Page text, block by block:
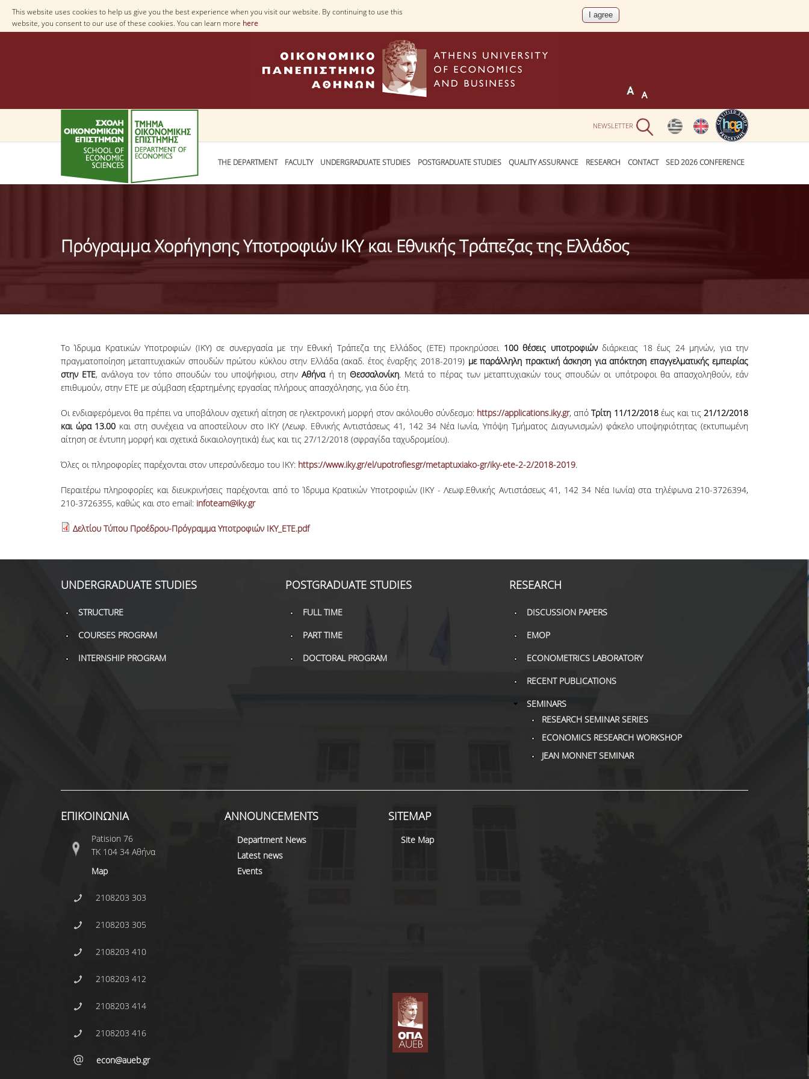
This website uses cookies to help us give you the best experience when you visit our website. By continuing to use this
website, you consent to our use of these cookies. You can learn more here
NEWSLETTER
THE DEPARTMENT FACULTY UNDERGRADUATE STUDIES POSTGRADUATE STUDIES QUALITY ASSURANCE RESEARCH CONTACT SED 2026 CONFERENCE
Πρόγραμμα Χορήγησης Υποτροφιών ΙΚΥ και Εθνικής Τράπεζας της Ελλάδος
Το Ίδρυμα Κρατικών Υποτροφιών (ΙΚΥ) σε συνεργασία με την Εθνική Τράπεζα της Ελλάδος (ΕΤΕ) προκηρύσσει 100 θέσεις υποτροφιώνδιάρκειας 18 έως 24 μηνών, για την
πραγματοποίηση μεταπτυχιακών σπουδών πρώτου κύκλου στην Ελλάδα (ακαδ. έτος έναρξης 2018-2019) με παράλληλη πρακτική άσκηση για απόκτηση επαγγελματικής εμπειρίας
στην ΕΤΕ, ανάλογα τον τόπο σπουδών του υποψήφιου, στηνΑθήνα ή τηΘεσσαλονίκη. Μετά το πέρας των μεταπτυχιακών τους σπουδών οι υπότροφοι θα απασχοληθούν, εάν
επιθυμούν, στην ΕΤΕ με σύμβαση εξαρτημένης εργασίας πλήρους απασχόλησης, για δύο έτη.
Οι ενδιαφερόμενοι θα πρέπει να υποβάλουν σχετική αίτηση σε ηλεκτρονική μορφή στoν ακόλουθο σύνδεσμο: https://applications.iky.gr, απόΤρίτη 11/12/2018έως και τις21/12/2018
και ώρα 13.00 και στη συνέχεια να αποστείλουν στο ΙΚΥ (Λεωφ. Εθνικής Αντιστάσεως 41, 142 34 Νέα Ιωνία, Υπόψη Τμήματος Διαγωνισμών) φάκελο υποψηφιότητας (εκτυπωμένη
αίτηση σε έντυπη μορφή και σχετικά δικαιολογητικά) έως και τις 27/12/2018 (σφραγίδα ταχυδρομείου).
Όλες οι πληροφορίες παρέχονται στον υπερσύνδεσμο του ΙΚΥ: https://www.iky.gr/el/upotrofiesgr/metaptuxiako-gr/iky-ete-2-2/2018-2019.
Περαιτέρω πληροφορίες και διευκρινήσεις παρέχονται από το Ίδρυμα Κρατικών Υποτροφιών (ΙΚΥ - Λεωφ.Εθνικής Αντιστάσεως 41, 142 34 Νέα Ιωνία) στα τηλέφωνα 210-3726394,
210-3726355, καθώς και στο email: infoteam@iky.gr
Δελτίου Τύπου Προέδρου-Πρόγραμμα Υποτροφιών ΙΚΥ_ΕΤΕ.pdf
UNDERGRADUATE STUDIES
STRUCTURE
COURSES PROGRAM
INTERNSHIP PROGRAM
POSTGRADUATE STUDIES
FULL TIME
PART TIME
DOCTORAL PROGRAM
RESEARCH
DISCUSSION PAPERS
EMOP
ECONOMETRICS LABORATORY
RECENT PUBLICATIONS
SEMINARS
RESEARCH SEMINAR SERIES
ΕCONOMICS RESEARCH WORKSHOP
JEAN MONNET SEMINAR
ΕΠΙΚΟΙΝΩΝΙΑ
Patision 76
ΤΚ 104 34 Αθήνα
Map
2108203 303
2108203 305
2108203 410
2108203 412
2108203 414
2108203 416
econ@aueb.gr
ANNOUNCEMENTS
Department News
Latest news
Events
SITEMAP
Site Map